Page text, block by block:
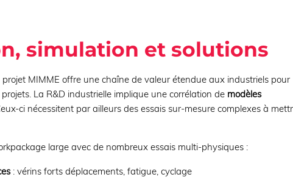
simulation et solutions
projet MIMME offre une chaîne de valeur étendue aux industriels pour
La R&D industrielle implique une corrélation de modèles
ci nécessitent par ailleurs des essais sur-mesure complexes à
large avec de nombreux essais multi-physiques :
: vérins forts déplacements, fatigue, cyclage